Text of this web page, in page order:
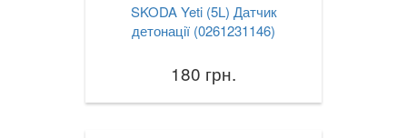
SKODA Yeti (5L) Датчик
детонації (0261231146)
180 грн.